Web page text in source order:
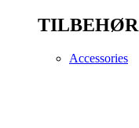
TILBEHØR
Accessories